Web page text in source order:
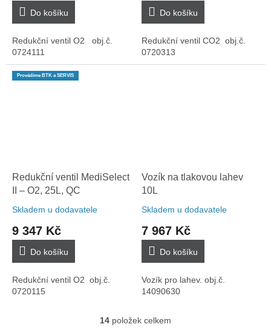
Do košíku
Redukční ventil O2 obj.č.
0724111
Do košíku
Redukční ventil CO2 obj.č.
0720313
Provádíme BTK a SERVIS
Redukční ventil MediSelect
II – O2, 25L, QC
Skladem u dodavatele
9 347 Kč
Do košíku
Redukční ventil O2 obj.č.
0720115
Vozík na tlakovou lahev
10L
Skladem u dodavatele
7 967 Kč
Do košíku
Vozík pro lahev. obj.č.
14090630
O
14 položek celkem